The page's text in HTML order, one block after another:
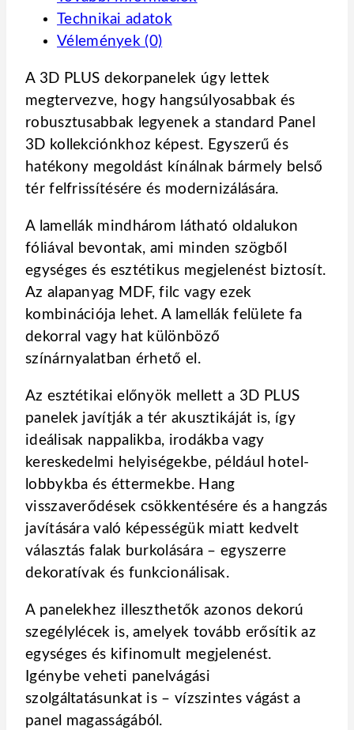
Technikai adatok
Vélemények (0)
A 3D PLUS dekorpanelek úgy lettek
megtervezve, hogy hangsúlyosabbak és
robusztusabbak legyenek a standard Panel
3D kollekciónkhoz képest. Egyszerű és
hatékony megoldást kínálnak bármely belső
tér felfrissítésére és modernizálására.
A lamellák mindhárom látható oldalukon
fóliával bevontak, ami minden szögből
egységes és esztétikus megjelenést biztosít.
Az alapanyag MDF, filc vagy ezek
kombinációja lehet. A lamellák felülete fa
dekorral vagy hat különböző
színárnyalatban érhető el.
Az esztétikai előnyök mellett a 3D PLUS
panelek javítják a tér akusztikáját is, így
ideálisak nappalikba, irodákba vagy
kereskedelmi helyiségekbe, például hotel-
lobbykba és éttermekbe. Hang
visszaverődések csökkentésére és a hangzás
javítására való képességük miatt kedvelt
választás falak burkolására – egyszerre
dekoratívak és funkcionálisak.
A panelekhez illeszthetők azonos dekorú
szegélylécek is, amelyek tovább erősítik az
egységes és kifinomult megjelenést.
Igénybe veheti panelvágási
szolgáltatásunkat is – vízszintes vágást a
panel magasságából.